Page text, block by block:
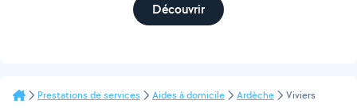
Découvrir
Prestations de services Aides à domicile Ardèche Viviers